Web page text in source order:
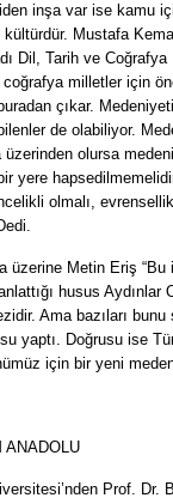
inşa var ise kamu
kültürdür. Mustafa
Dil, Tarih ve Coğrafya
milletler için
çıkar.
de olabiliyor.
olursa
yere
olmalı,
üzerine Metin Eriş “Bu
husus Aydınlar
Ama bazıları bunu
yaptı. Doğrusu ise
için bir yeni
ANADOLU
Prof. Dr.